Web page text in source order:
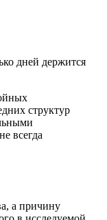
дней держится
структур
всегда
а причину